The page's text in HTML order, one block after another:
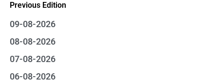
Previous Edition
09-08-2026
08-08-2026
07-08-2026
06-08-2026